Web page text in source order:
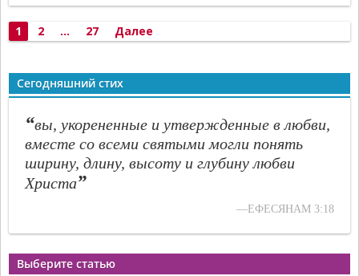
Пагинация
1 2 … 27 Далее
Сегодняшний стих
“вы, укорененные и утвержденные в любви,
вместе со всеми святыми могли понять
ширину, длину, высоту и глубину любви
Христа”
—ЕФЕСЯНАМ 3:18
Выберите статью